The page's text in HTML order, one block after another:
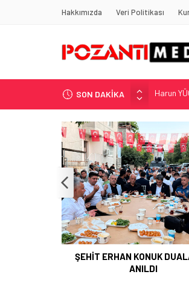
Hakkımızda Veri Politikası
SON DAKİKA
Yılmaz
Harun
Pozantı Otoyolu Tekir
Saman Yüklü Tır Alevlere